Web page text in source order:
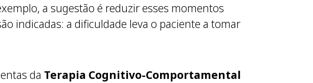
a sugestão é reduzir esses momentos
indicadas: a dificuldade leva o paciente a tomar
da Terapia Cognitivo-Comportamental